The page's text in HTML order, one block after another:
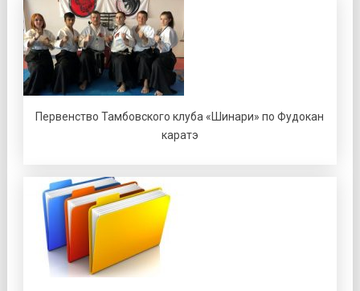
Первенство Тамбовского клуба «Шинари» по Фудокан
каратэ